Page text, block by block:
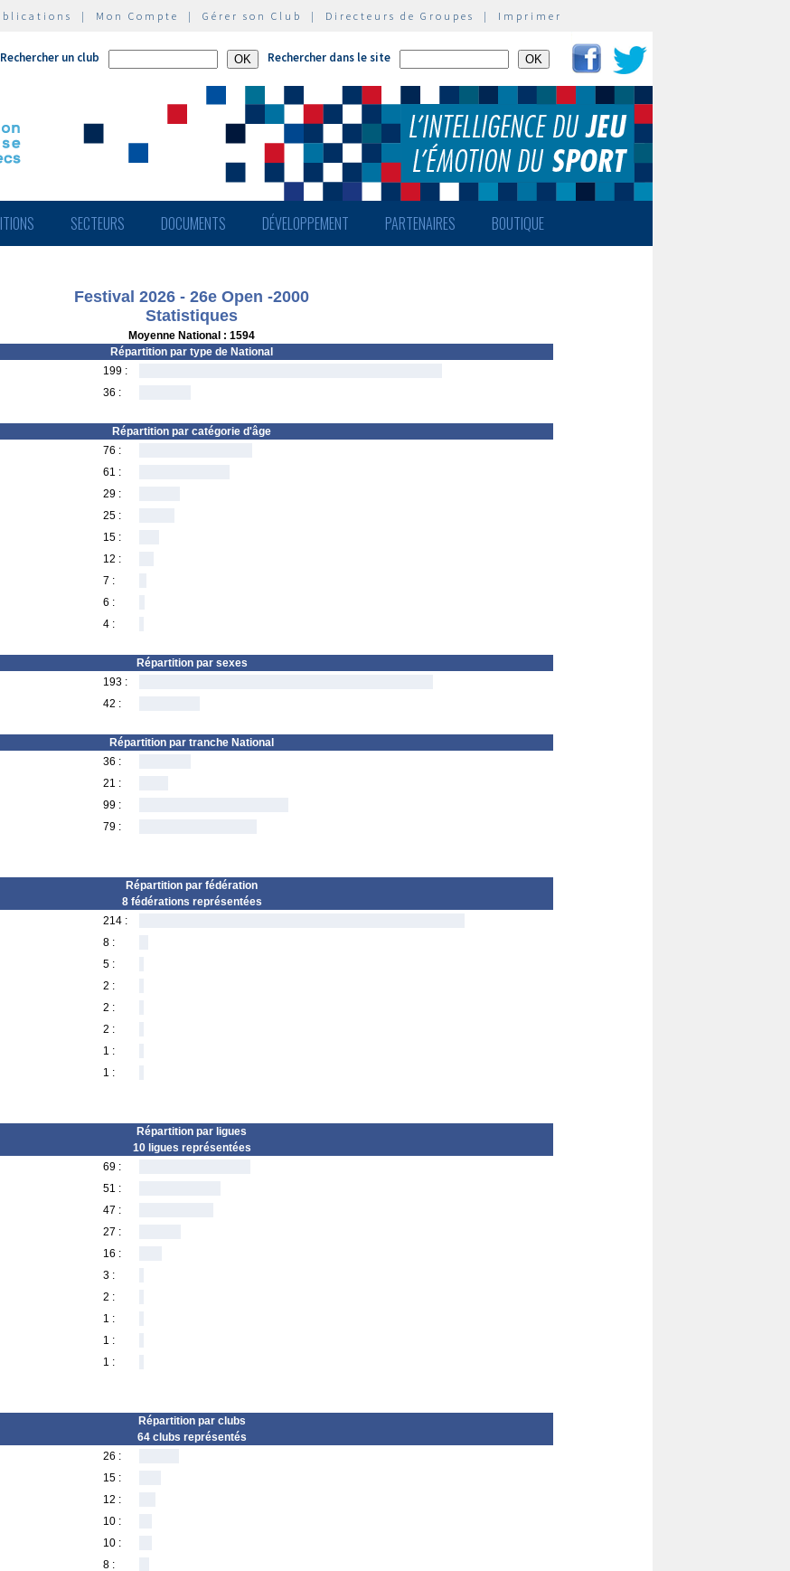
| Mon Compte | Gérer son Club | Directeurs de Groupes | Imprimer
Rechercher un club Rechercher dans le site
SECTEURS DOCUMENTS DÉVELOPPEMENT PARTENAIRES BOUTIQUE
Festival 2026 - 26e Open -2000
Statistiques
Moyenne National : 1594
Répartition par type de National
199 :
36 :
Répartition par catégorie d'âge
76 :
61 :
29 :
25 :
15 :
12 :
7 :
6 :
4 :
Répartition par sexes
193 :
42 :
Répartition par tranche National
36 :
21 :
99 :
79 :
Répartition par fédération
8 fédérations représentées
214 :
8 :
5 :
2 :
2 :
2 :
1 :
1 :
Répartition par ligues
10 ligues représentées
69 :
51 :
47 :
27 :
16 :
3 :
2 :
1 :
1 :
1 :
Répartition par clubs
64 clubs représentés
26 :
15 :
12 :
10 :
10 :
8 :